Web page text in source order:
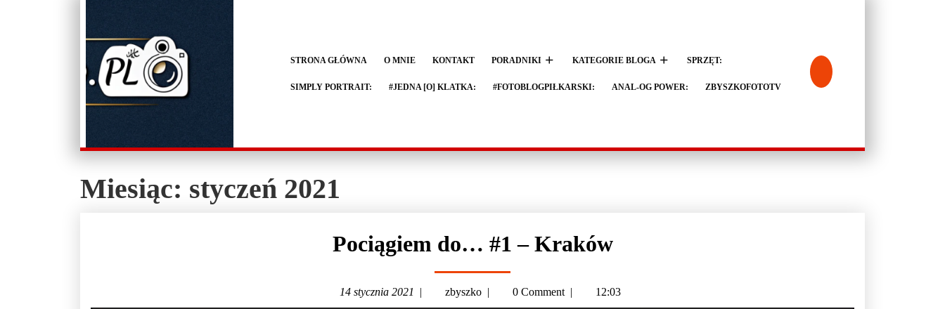
STRONA GŁÓWNA O MNIE KONTAKT PORADNIKI KATEGORIE BLOGA SPRZĘT:
SIMPLY PORTRAIT: #JEDNA [O] KLATKA: #FOTOBLOGPIŁKARSKI: ANAL-OG POWER: ZBYSZKOFOTOTV
Miesiąc: styczeń 2021
Pociągiem do… #1 – Kraków
14 stycznia 2021 | zbyszko | 0 Comment | 12:03